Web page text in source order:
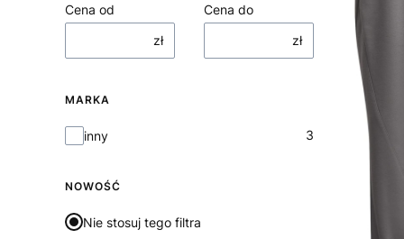
Cena od
zł
Cena do
zł
MARKA
Marka
inny 3
NOWOŚĆ
Nie stosuj tego filtra